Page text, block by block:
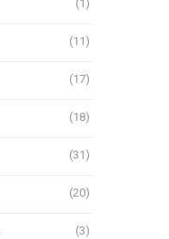
(1)
(11)
(17)
(18)
(31)
(20)
(3)